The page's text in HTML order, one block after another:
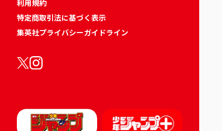
利用規約
特定商取引法に基づく表示
集英社プライバシーガイドライン